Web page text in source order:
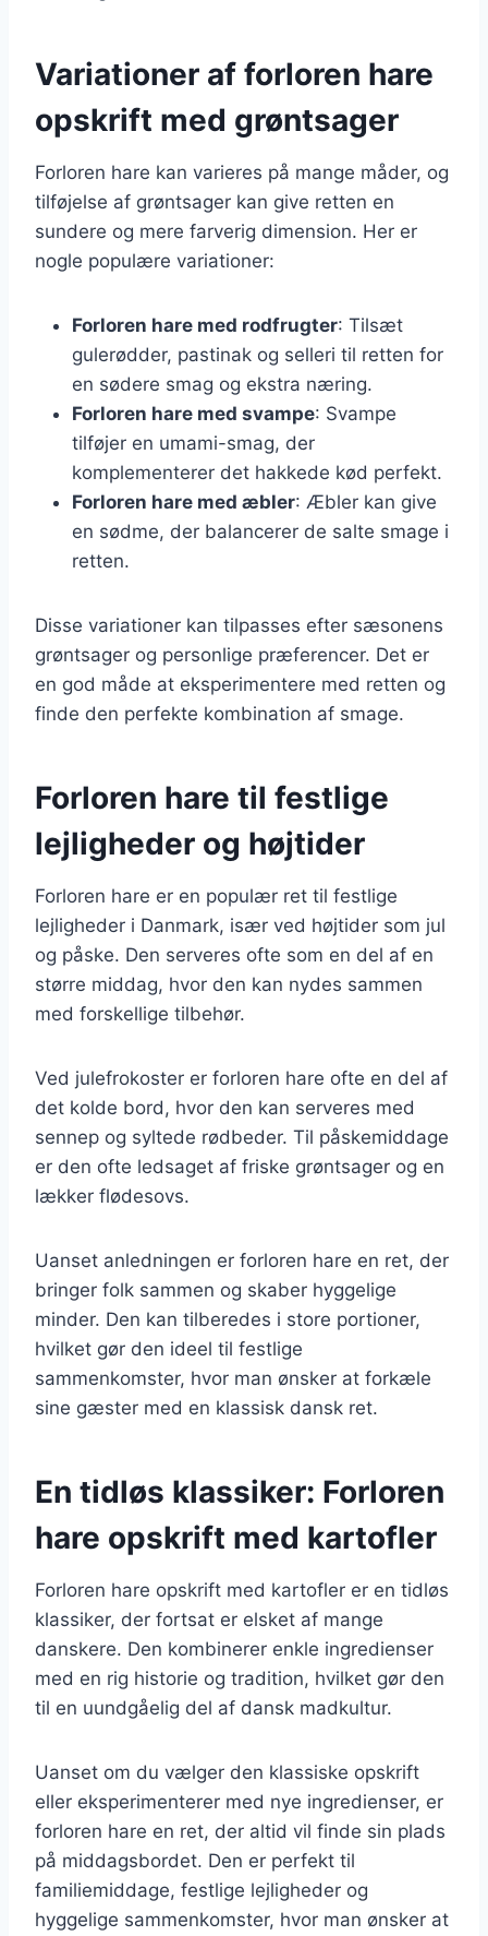
Variationer af forloren hare
opskrift med grøntsager
Forloren hare kan varieres på mange måder, og
tilføjelse af grøntsager kan give retten en
sundere og mere farverig dimension. Her er
nogle populære variationer:
Forloren hare med rodfrugter: Tilsæt
gulerødder, pastinak og selleri til retten for
en sødere smag og ekstra næring.
Forloren hare med svampe: Svampe
tilføjer en umami-smag, der
komplementerer det hakkede kød perfekt.
Forloren hare med æbler: Æbler kan give
en sødme, der balancerer de salte smage i
retten.
Disse variationer kan tilpasses efter sæsonens
grøntsager og personlige præferencer. Det er
en god måde at eksperimentere med retten og
finde den perfekte kombination af smage.
Forloren hare til festlige
lejligheder og højtider
Forloren hare er en populær ret til festlige
lejligheder i Danmark, især ved højtider som jul
og påske. Den serveres ofte som en del af en
større middag, hvor den kan nydes sammen
med forskellige tilbehør.
Ved julefrokoster er forloren hare ofte en del af
det kolde bord, hvor den kan serveres med
sennep og syltede rødbeder. Til påskemiddage
er den ofte ledsaget af friske grøntsager og en
lækker flødesovs.
Uanset anledningen er forloren hare en ret, der
bringer folk sammen og skaber hyggelige
minder. Den kan tilberedes i store portioner,
hvilket gør den ideel til festlige
sammenkomster, hvor man ønsker at forkæle
sine gæster med en klassisk dansk ret.
En tidløs klassiker: Forloren
hare opskrift med kartofler
Forloren hare opskrift med kartofler er en tidløs
klassiker, der fortsat er elsket af mange
danskere. Den kombinerer enkle ingredienser
med en rig historie og tradition, hvilket gør den
til en uundgåelig del af dansk madkultur.
Uanset om du vælger den klassiske opskrift
eller eksperimenterer med nye ingredienser, er
forloren hare en ret, der altid vil finde sin plads
på middagsbordet. Den er perfekt til
familiemiddage, festlige lejligheder og
hyggelige sammenkomster, hvor man ønsker at